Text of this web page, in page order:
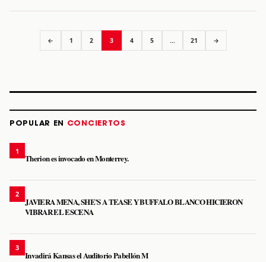
← 1 2 3 4 5 … 21 →
POPULAR EN CONCIERTOS
1
Therion es invocado en Monterrey.
2
JAVIERA MENA, SHE’S A TEASE Y BUFFALO BLANCO HICIERON
VIBRAR EL ESCENA
3
Invadirá Kansas el Auditorio Pabellón M